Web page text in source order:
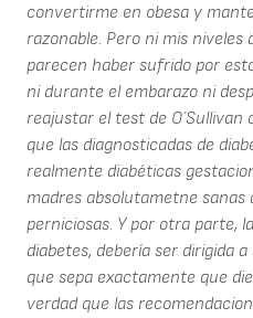
convertirme en obesa y
razonable. Pero ni mis
parecen haber sufrido por
ni durante el embarazo ni
reajustar el test de
que las diagnosticadas de
realmente diabéticas
madres absolutametne
perniciosas. Y por otra parte,
diabetes, debería ser dirigida
que sepa exactamente que
verdad que las